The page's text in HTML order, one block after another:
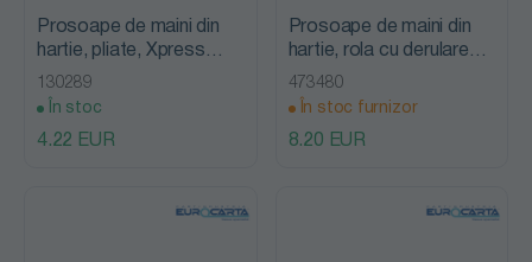
Prosoape de maini din
hartie, pliate, Xpress
Soft Multifold Advanced
2, Tork
130289
În stoc
4.22 EUR
Prosoape de maini din
hartie, rola cu derulare
centrala Reflex, Tork
473480
În stoc furnizor
8.20 EUR